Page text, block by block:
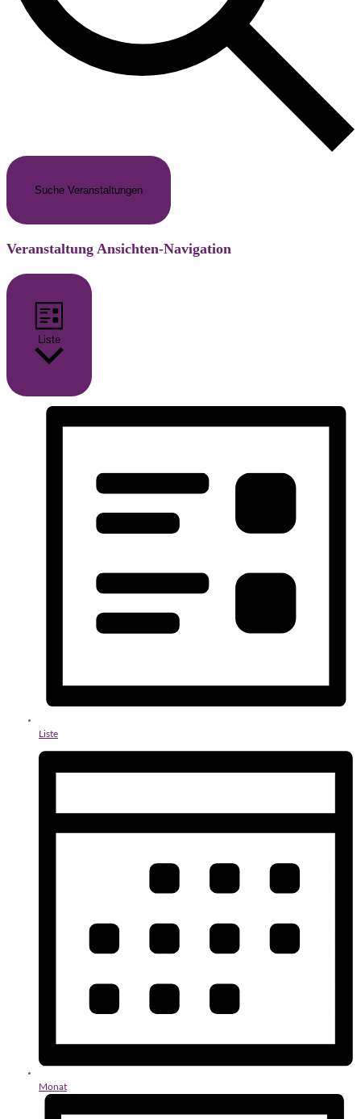
Suche Veranstaltungen
Veranstaltung Ansichten-Navigation
Liste
Liste
Monat